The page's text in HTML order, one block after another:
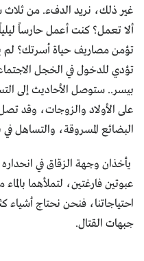
غير ذلك، نريد الدفء. من
ألا تعمل؟ كنت أعمل حارساً
تؤمن مصاريف حياة أسرتك؟ لم
تؤدي للدخول في الخجل
بيسر.. ستوصل الأحاديث إلى
على الأولاد والزوجات، وقد
البضائع المسروقة، والتساهل
يأخذان وجهة الزقاق في
عبوتين فارغتين، لتملأهما
احتياجاتنا، فنحن نحتاج أشياء
جبهات القتال.